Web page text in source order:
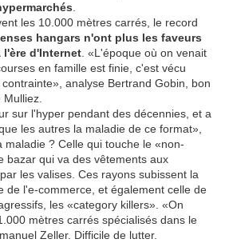
les 10.000 mètres carrés, le record
hangars n'ont plus les faveurs
l'ère d'Internet . «L'époque où on venait
en famille est finie, c'est vécu
analyse Bertrand Gobin, bon
sur l'hyper pendant des décennies, et a
les autres la maladie de ce format»,
maladie ? Celle qui touche le «non-
bazar qui va des vêtements aux
les valises. Ces rayons subissent la
de l'e-commerce, et également celle de
les «category killers». «On
mètres carrés spécialisés dans le
Zeller. Difficile de lutter.